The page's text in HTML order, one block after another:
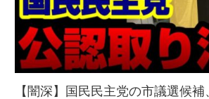
【闇深】国民民主党の市議選候